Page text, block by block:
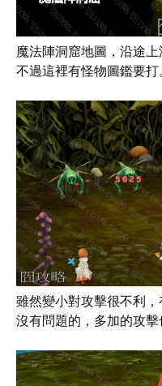
魔法陣洞窟地圖，沿途上
不過這裡有怪物圖鑑要打
雖然變小對攻擊很不利
沒有問題的，多加的攻擊